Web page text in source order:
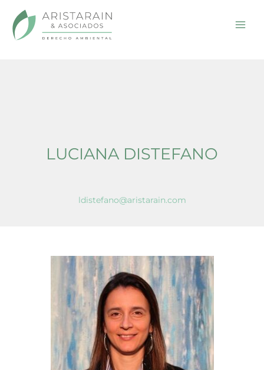
contenido
LUCIANA DISTEFANO
ldistefano@aristarain.com